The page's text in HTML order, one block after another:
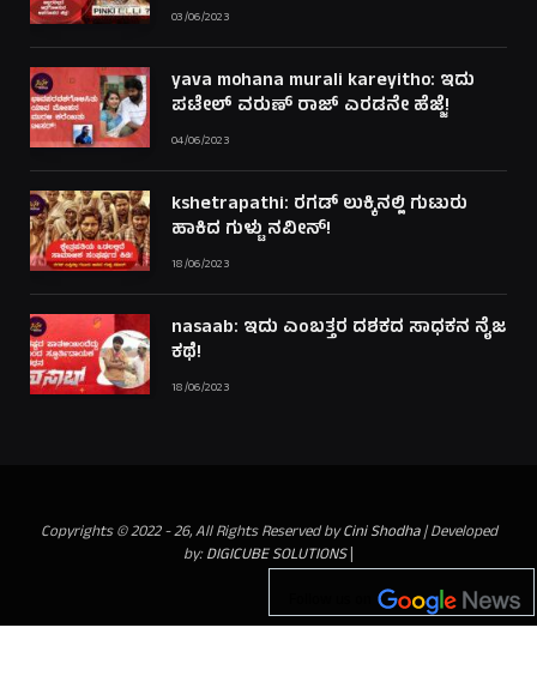
03/06/2023
yava mohana murali kareyitho: ಇದು
ಪಟೇಲ್ ವರುಣ್ ರಾಜ್ ಎರಡನೇ ಹೆಜ್ಜೆ!
04/06/2023
kshetrapathi: ರಗಡ್ ಲುಕ್ಕಿನಲ್ಲಿ ಗುಟುರು
ಹಾಕಿದ ಗುಳ್ಟು ನವೀನ್!
18/06/2023
nasaab: ಇದು ಎಂಬತ್ತರ ದಶಕದ ಸಾಧಕನ ನೈಜ
ಕಥೆ!
18/06/2023
Copyrights © 2022 - 26, All Rights Reserved byCini Shodha| Developed
by:DIGICUBE SOLUTIONS|